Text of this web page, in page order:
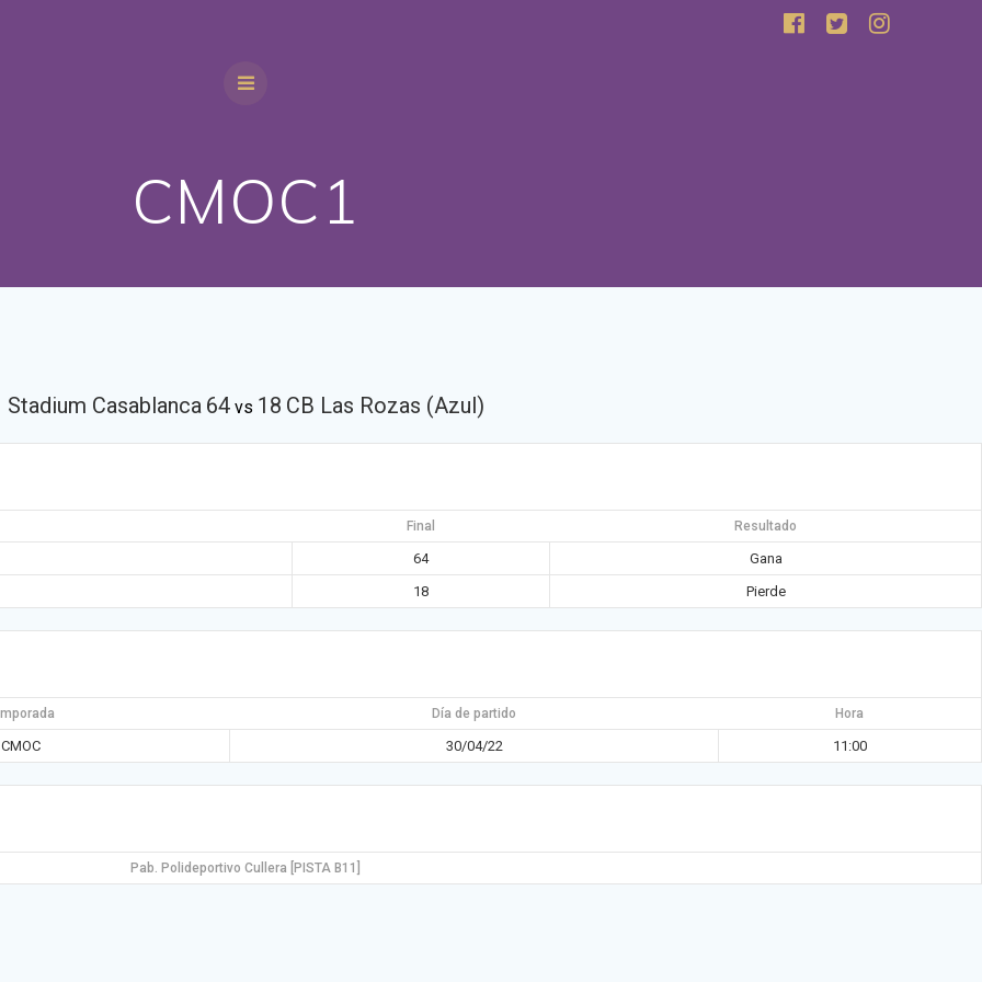
CMOC1
Stadium Casablanca 64vs 18 CB Las Rozas (Azul)
Final Resultado
64
Gana
18 Pierde
Día de partido Hora
CMOC 30/04/22 11:00
Pab. Polideportivo Cullera [PISTA B11]